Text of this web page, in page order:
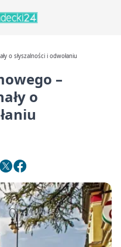
o słyszalności i odwołaniu
–
o